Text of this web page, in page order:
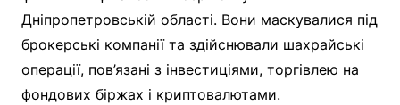
Дніпропетровській області. Вони маскувалися під
брокерські компанії та здійснювали шахрайські
операції, пов’язані з інвестиціями, торгівлею на
фондових біржах і криптовалютами.